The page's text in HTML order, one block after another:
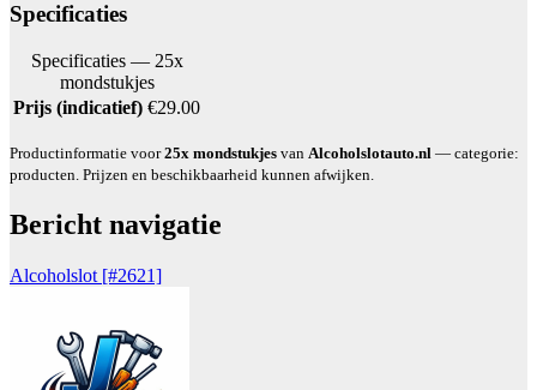
Specificaties
Specificaties — 25x
mondstukjes
Prijs (indicatief) €29.00
Productinformatie voor25x mondstukjes van Alcoholslotauto.nl — categorie:
producten. Prijzen en beschikbaarheid kunnen afwijken.
Bericht navigatie
Alcoholslot [#2621]